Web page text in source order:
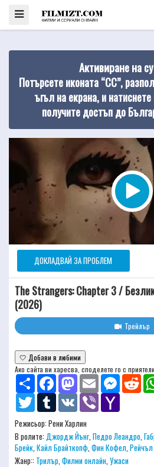
Активиране на
Потърсете иконата “CC”,
ъгъл на екрана, и
получите достъп до
ДОКЛАДВАЙ ЗА ПРОБЛЕМ
The Strangers: Chapter 3 /
(2026)
Трейлър
🤍 Добави в любими
Ако сайта ви харесва, споделете го с
Share
FacebookMastodonEmail Messenger
Twitter
Tumblr VK Viber
Режисьор:Рени Харлин
В ролите:Джордж Йънг,Педро Леандро,
Брейк,Кайл Брайткопф,Фин Кофел,
Жанр:: Трилър,Филми онлайн,Ужаси